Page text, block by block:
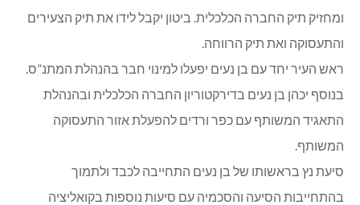
ומחזיק תיק החברה הכלכלית. ביטון יקבל לידו את תיק הצעירים
והתעסוקה ואת תיק הרווחה.
ראש העיר יחד עם בן נעים יפעלו למינוי חבר בהנהלת המתנ”ס.
בנוסף יכהן בן נעים בדירקטוריון החברה הכלכלית ובהנהלת
התאגיד המשותף עם כפר ורדים להפעלת אזור התעסוקה
המשותף.
סיעת נץ בראשותו של בן נעים התחייבה לכבד ולתמוך
בהתחייבות הסיעה והסכמיה עם סיעות נוספות בקואליציה